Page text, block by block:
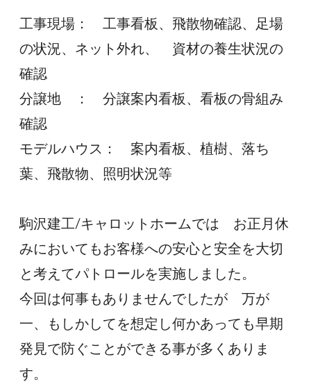
工事現場：　工事看板、飛散物確認、足場
の状況、ネット外れ、　資材の養生状況の
確認
分譲地　：　分譲案内看板、看板の骨組み
確認
モデルハウス：　案内看板、植樹、落ち
葉、飛散物、照明状況等
駒沢建工/キャロットホームでは　お正月休
みにおいてもお客様への安心と安全を大切
と考えてパトロールを実施しました。
今回は何事もありませんでしたが　万が
一、もしかしてを想定し何かあっても早期
発見で防ぐことができる事が多くありま
す。